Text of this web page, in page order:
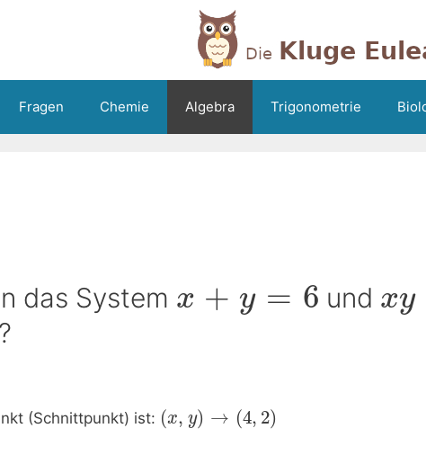
Fragen Chemie Algebra Trigonometrie
das System x + y = 6 und xy
(Schnittpunkt) ist: (x, y) → (4, 2)